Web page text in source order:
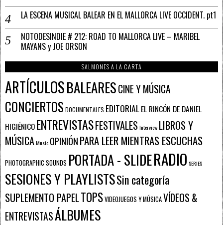
LA ESCENA MUSICAL BALEAR EN EL MALLORCA LIVE OCCIDENT. pt1
NOTODESINDIE # 212: ROAD TO MALLORCA LIVE – MARIBEL
MAYANS y JOE ORSON
SALMONES A LA CARTA
ARTÍCULOSBALEARESCINE Y MÚSICA
CONCIERTOS DOCUMENTALES EDITORIALEL RINCÓN DE DANIEL
HIGIÉNICOENTREVISTASFESTIVALESInterview LIBROS Y
MÚSICAMusic OPINIÓNPARA LEER MIENTRAS ESCUCHAS
PHOTOGRAPHIC SOUNDS PORTADA - SLIDERADIO SERIES
SESIONES Y PLAYLISTSSin categoría
SUPLEMENTO PAPELTOPSVIDEOJUEGOS Y MÚSICAVÍDEOS &
ENTREVISTASÁLBUMES